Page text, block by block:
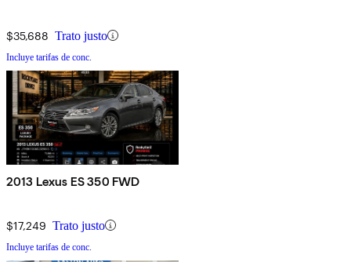
$35,688 Trato justo
Incluye tarifas de conc.
2013 Lexus ES 350 FWD
$17,249 Trato justo
Incluye tarifas de conc.